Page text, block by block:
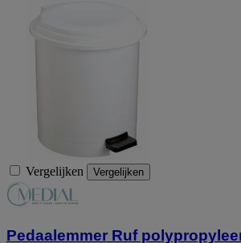
Vergelijken Vergelijken
Pedaalemmer Ruf